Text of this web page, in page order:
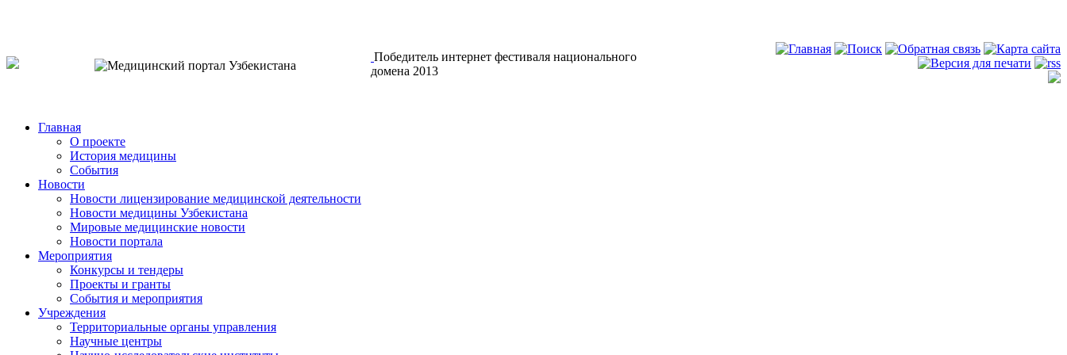
Победитель интернет фестиваля национального
домена 2013
Главная
О проекте
История медицины
События
Новости
Новости лицензирование медицинской деятельности
Новости медицины Узбекистана
Мировые медицинские новости
Новости портала
Мероприятия
Конкурсы и тендеры
Проекты и гранты
События и мероприятия
Учреждения
Территориальные органы управления
Научные центры